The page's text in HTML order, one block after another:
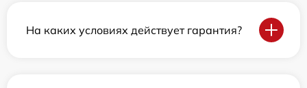
На каких условиях действует гарантия?